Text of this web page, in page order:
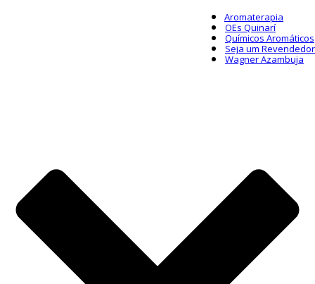
Aromaterapia
OEs Quinarí
Químicos Aromáticos
Seja um Revendedor
Wagner Azambuja